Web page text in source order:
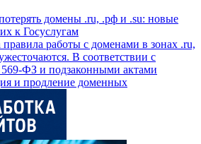
домены .ru, .рф и .su: новые
к Госуслугам
правила работы с доменами в зонах .ru,
В соответствии с
ФЗ и подзаконными актами
и продление доменных